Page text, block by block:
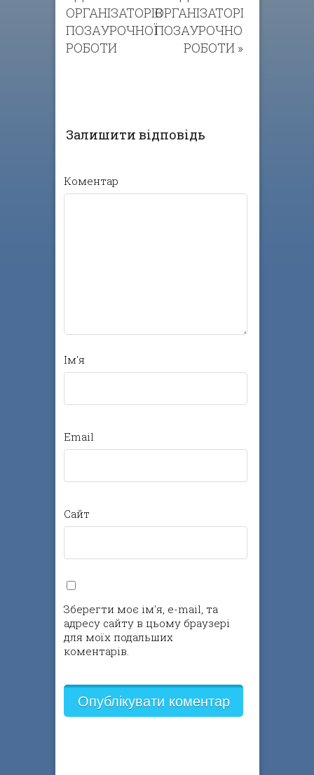
ОРГАНІЗАТОРІВ
ПОЗАУРОЧНОЇ
РОБОТИ
ОРГАНІЗАТОРІВ
ПОЗАУРОЧНОЇ
РОБОТИ »
Залишити відповідь
Коментар
Ім'я
Email
Сайт
Зберегти моє ім'я, e-mail, та
адресу сайту в цьому браузері
для моїх подальших
коментарів.